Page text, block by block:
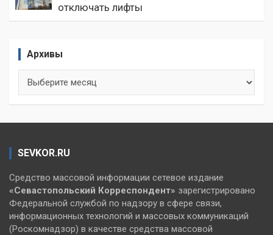
отключать лифты
Архивы
SEVKOR.RU
Средство массовой информации сетевое издание
«Севастопольский Корреспондент» зарегистрировано
Федеральной службой по надзору в сфере связи,
информационных технологий и массовых коммуникаций
(Роскомнадзор) в качестве средства массовой